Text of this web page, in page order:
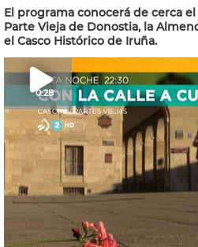
El programa conocerá de cerca
Parte Vieja de Donostia, la
el Casco Histórico de Iruña.
0:28